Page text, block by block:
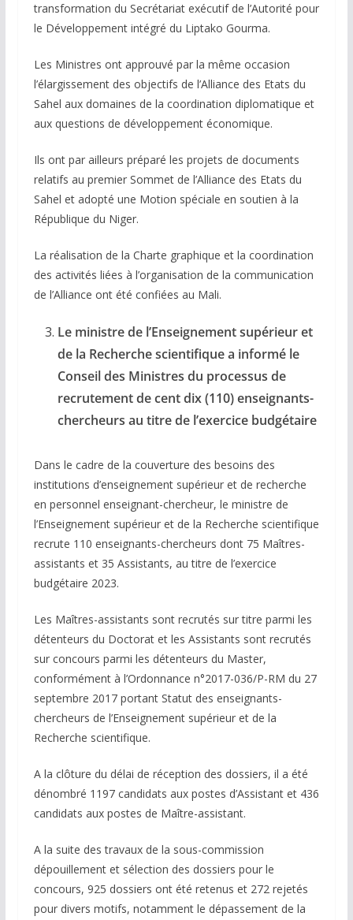
transformation du Secrétariat exécutif de l’Autorité pour
le Développement intégré du Liptako Gourma.
Les Ministres ont approuvé par la même occasion
l’élargissement des objectifs de l’Alliance des Etats du
Sahel aux domaines de la coordination diplomatique et
aux questions de développement économique.
Ils ont par ailleurs préparé les projets de documents
relatifs au premier Sommet de l’Alliance des Etats du
Sahel et adopté une Motion spéciale en soutien à la
République du Niger.
La réalisation de la Charte graphique et la coordination
des activités liées à l’organisation de la communication
de l’Alliance ont été confiées au Mali.
Le ministre de l’Enseignement supérieur et
de la Recherche scientifique a informé le
Conseil des Ministres du processus de
recrutement de cent dix (110) enseignants-
chercheurs au titre de l’exercice budgétaire
Dans le cadre de la couverture des besoins des
institutions d’enseignement supérieur et de recherche
en personnel enseignant-chercheur, le ministre de
l’Enseignement supérieur et de la Recherche scientifique
recrute 110 enseignants-chercheurs dont 75 Maîtres-
assistants et 35 Assistants, au titre de l’exercice
budgétaire 2023.
Les Maîtres-assistants sont recrutés sur titre parmi les
détenteurs du Doctorat et les Assistants sont recrutés
sur concours parmi les détenteurs du Master,
conformément à l’Ordonnance n°2017-036/P-RM du 27
septembre 2017 portant Statut des enseignants-
chercheurs de l’Enseignement supérieur et de la
Recherche scientifique.
A la clôture du délai de réception des dossiers, il a été
dénombré 1197 candidats aux postes d’Assistant et 436
candidats aux postes de Maître-assistant.
A la suite des travaux de la sous-commission
dépouillement et sélection des dossiers pour le
concours, 925 dossiers ont été retenus et 272 rejetés
pour divers motifs, notamment le dépassement de la